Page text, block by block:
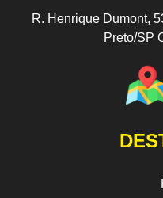
R. Henrique Dumont,
Preto/SP